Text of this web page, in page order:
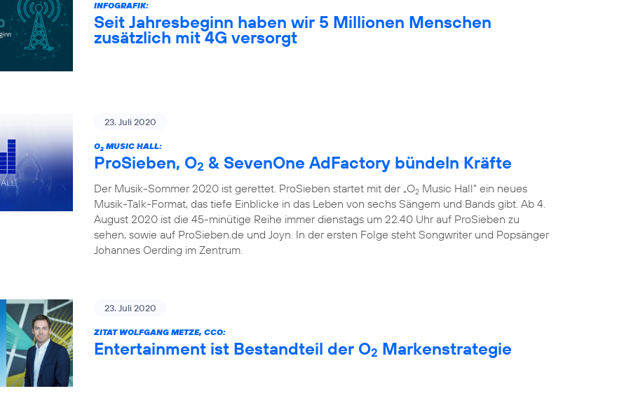
INFOGRAFIK:
Seit Jahresbeginn haben wir 5 Millionen Menschen
zusätzlich mit 4G versorgt
23. Juli 2020
O2 MUSIC HALL:
ProSieben, O2 & SevenOne AdFactory bündeln Kräfte
Der Musik-Sommer 2020 ist gerettet. ProSieben startet mit der „O2 Music Hall“ ein neues
Musik-Talk-Format, das tiefe Einblicke in das Leben von sechs Sängern und Bands gibt. Ab 4.
August 2020 ist die 45-minütige Reihe immer dienstags um 22.40 Uhr auf ProSieben zu
sehen, sowie auf ProSieben.de und Joyn. In der ersten Folge steht Songwriter und Popsänger
Johannes Oerding im Zentrum.
23. Juli 2020
ZITAT WOLFGANG METZE, CCO:
Entertainment ist Bestandteil der O2 Markenstrategie